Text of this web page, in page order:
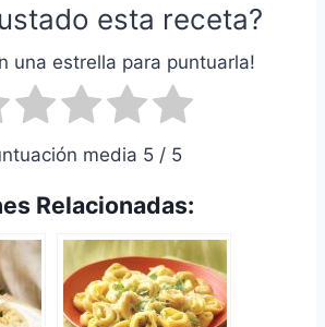
esta receta?
una estrella para puntuarla!
media 5 / 5
Relacionadas: